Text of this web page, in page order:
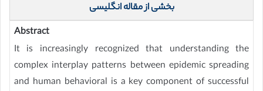
بخشی از مقاله انگلیسی
Abstract
It is increasingly recognized that understanding the
complex interplay patterns between epidemic spreading
and human behavioral is a key component of successful